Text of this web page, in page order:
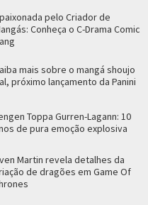
pelo Criador de
Conheça o C-Drama Comic
mais sobre o mangá shoujo
próximo lançamento da Panini
Toppa Gurren-Lagann: 10
de pura emoção explosiva
Martin revela detalhes da
de dragões em Game Of